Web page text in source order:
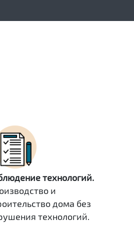
технологий.
и
дома без
технологий.